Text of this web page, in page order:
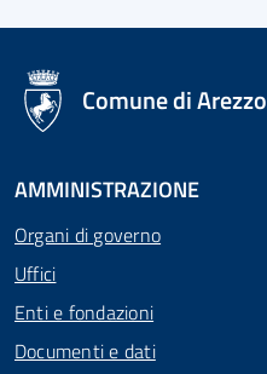
logo Unione Europea
Comune di Arezzo
AMMINISTRAZIONE
Organi di governo
Uffici
Enti e fondazioni
Documenti e dati